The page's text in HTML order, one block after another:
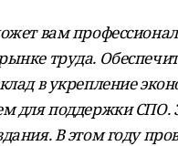
вам
труда.
в укрепление
для поддержки СПО.
В этом году